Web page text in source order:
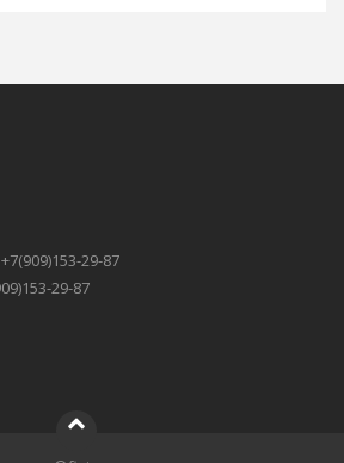
29-87
29-87